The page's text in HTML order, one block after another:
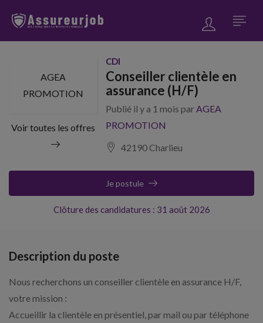
AGEA
PROMOTION
Voir toutes les offres
CDI
Conseiller clientèle en
assurance (H/F)
Publié il y a 1 mois parAGEA
PROMOTION
42190 Charlieu
Clôture des candidatures : 31 août 2026
Je postule
Description du poste
Nous recherchons un conseiller clientèle en assurance H/F,
votre mission :
Accueillir la clientèle en présentiel, par mail ou par téléphone